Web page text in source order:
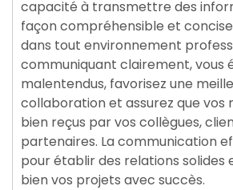
capacité à transmettre des
façon compréhensible et
dans tout environnement
communiquant clairement, vous
malentendus, favorisez une
collaboration et assurez que vos
bien reçus par vos collègues,
partenaires. La communication
pour établir des relations solides
bien vos projets avec succès.